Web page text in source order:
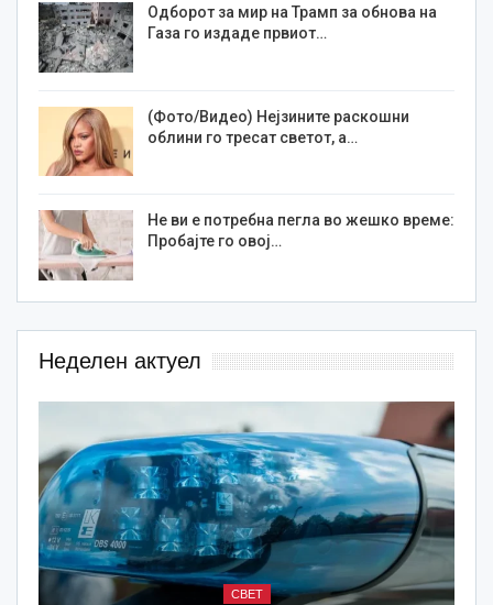
Одборот за мир на Трамп за обнова на
Газа го издаде првиот…
(Фото/Видео) Нејзините раскошни
облини го тресат светот, а…
Не ви е потребна пегла во жешко време:
Пробајте го овој…
Неделен актуел
СВЕТ